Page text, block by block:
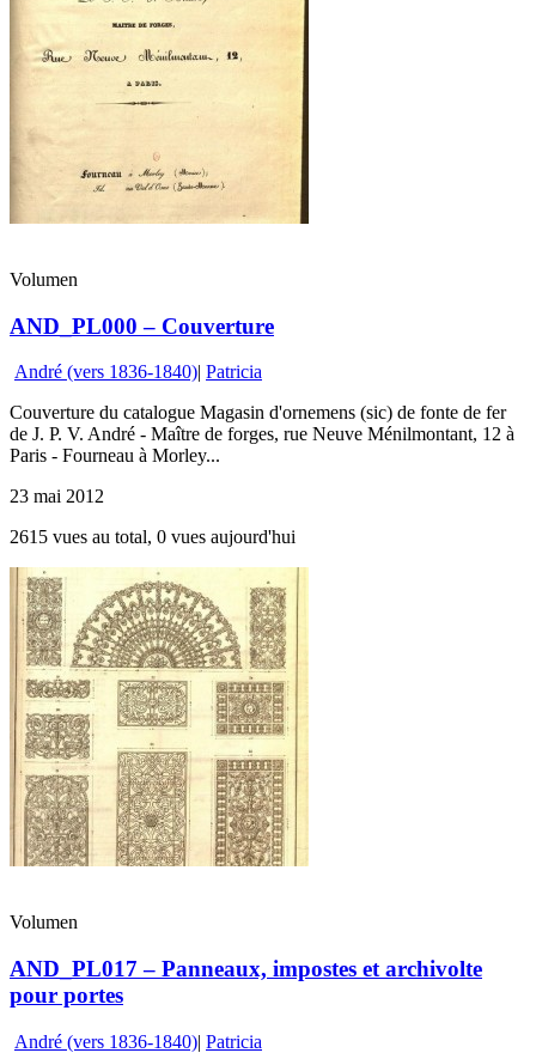
Volumen
AND_PL000 – Couverture
André (vers 1836-1840) Patricia
Couverture du catalogue Magasin d'ornemens (sic) de fonte de fer
de J. P. V. André - Maître de forges, rue Neuve Ménilmontant, 12 à
Paris - Fourneau à Morley...
23 mai 2012
2615 vues au total, 0 vues aujourd'hui
Volumen
AND_PL017 – Panneaux, impostes et archivolte
pour portes
André (vers 1836-1840)| Patricia